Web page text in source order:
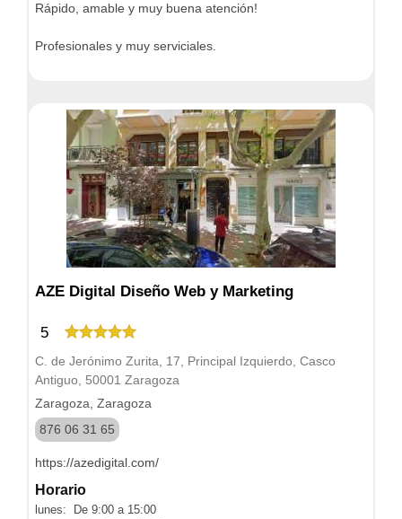
Rápido, amable y muy buena atención!
Profesionales y muy serviciales.
AZE Digital Diseño Web y Marketing
5
C. de Jerónimo Zurita, 17, Principal Izquierdo, Casco
Antiguo, 50001 Zaragoza
Zaragoza, Zaragoza
876 06 31 65
https://azedigital.com/
Horario
lunes: De 9:00 a 15:00